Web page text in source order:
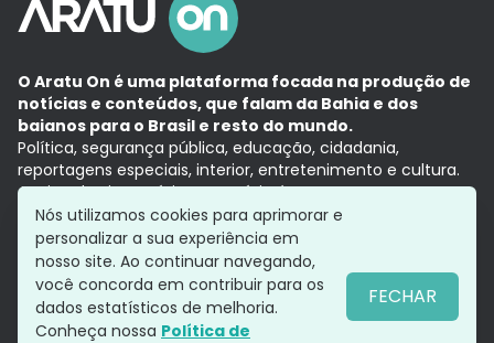
O Aratu On é uma plataforma focada na produção de
notícias e conteúdos, que falam da Bahia e dos
baianos para o Brasil e resto do mundo.
Política, segurança pública, educação, cidadania,
reportagens especiais, interior, entretenimento e cultura.
Aqui, tudo vira notícia e a notícia é no tempo presente,
com a credibilidade do Grupo Aratu.
Grupo Aratu
Política de privacidade
Siga-nos
Nós utilizamos cookies para aprimorar e
personalizar a sua experiência em
nosso site. Ao continuar navegando,
você concorda em contribuir para os
dados estatísticos de melhoria.
Conheça nossa Política de
FECHAR